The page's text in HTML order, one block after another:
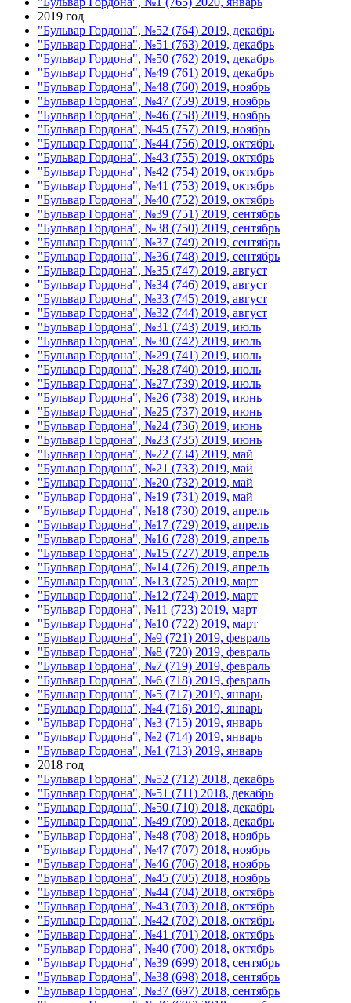
2019 год
"Бульвар Гордона", №52 (764) 2019, декабрь
"Бульвар Гордона", №51 (763) 2019, декабрь
"Бульвар Гордона", №50 (762) 2019, декабрь
"Бульвар Гордона", №49 (761) 2019, декабрь
"Бульвар Гордона", №48 (760) 2019, ноябрь
"Бульвар Гордона", №47 (759) 2019, ноябрь
"Бульвар Гордона", №46 (758) 2019, ноябрь
"Бульвар Гордона", №45 (757) 2019, ноябрь
"Бульвар Гордона", №44 (756) 2019, октябрь
"Бульвар Гордона", №43 (755) 2019, октябрь
"Бульвар Гордона", №42 (754) 2019, октябрь
"Бульвар Гордона", №41 (753) 2019, октябрь
"Бульвар Гордона", №40 (752) 2019, октябрь
"Бульвар Гордона", №39 (751) 2019, сентябрь
"Бульвар Гордона", №38 (750) 2019, сентябрь
"Бульвар Гордона", №37 (749) 2019, сентябрь
"Бульвар Гордона", №36 (748) 2019, сентябрь
"Бульвар Гордона", №35 (747) 2019, август
"Бульвар Гордона", №34 (746) 2019, август
"Бульвар Гордона", №33 (745) 2019, август
"Бульвар Гордона", №32 (744) 2019, август
"Бульвар Гордона", №31 (743) 2019, июль
"Бульвар Гордона", №30 (742) 2019, июль
"Бульвар Гордона", №29 (741) 2019, июль
"Бульвар Гордона", №28 (740) 2019, июль
"Бульвар Гордона", №27 (739) 2019, июль
"Бульвар Гордона", №26 (738) 2019, июнь
"Бульвар Гордона", №25 (737) 2019, июнь
"Бульвар Гордона", №24 (736) 2019, июнь
"Бульвар Гордона", №23 (735) 2019, июнь
"Бульвар Гордона", №22 (734) 2019, май
"Бульвар Гордона", №21 (733) 2019, май
"Бульвар Гордона", №20 (732) 2019, май
"Бульвар Гордона", №19 (731) 2019, май
"Бульвар Гордона", №18 (730) 2019, апрель
"Бульвар Гордона", №17 (729) 2019, апрель
"Бульвар Гордона", №16 (728) 2019, апрель
"Бульвар Гордона", №15 (727) 2019, апрель
"Бульвар Гордона", №14 (726) 2019, апрель
"Бульвар Гордона", №13 (725) 2019, март
"Бульвар Гордона", №12 (724) 2019, март
"Бульвар Гордона", №11 (723) 2019, март
"Бульвар Гордона", №10 (722) 2019, март
"Бульвар Гордона", №9 (721) 2019, февраль
"Бульвар Гордона", №8 (720) 2019, февраль
"Бульвар Гордона", №7 (719) 2019, февраль
"Бульвар Гордона", №6 (718) 2019, февраль
"Бульвар Гордона", №5 (717) 2019, январь
"Бульвар Гордона", №4 (716) 2019, январь
"Бульвар Гордона", №3 (715) 2019, январь
"Бульвар Гордона", №2 (714) 2019, январь
"Бульвар Гордона", №1 (713) 2019, январь
2018 год
"Бульвар Гордона", №52 (712) 2018, декабрь
"Бульвар Гордона", №51 (711) 2018, декабрь
"Бульвар Гордона", №50 (710) 2018, декабрь
"Бульвар Гордона", №49 (709) 2018, декабрь
"Бульвар Гордона", №48 (708) 2018, ноябрь
"Бульвар Гордона", №47 (707) 2018, ноябрь
"Бульвар Гордона", №46 (706) 2018, ноябрь
"Бульвар Гордона", №45 (705) 2018, ноябрь
"Бульвар Гордона", №44 (704) 2018, октябрь
"Бульвар Гордона", №43 (703) 2018, октябрь
"Бульвар Гордона", №42 (702) 2018, октябрь
"Бульвар Гордона", №41 (701) 2018, октябрь
"Бульвар Гордона", №40 (700) 2018, октябрь
"Бульвар Гордона", №39 (699) 2018, сентябрь
"Бульвар Гордона", №38 (698) 2018, сентябрь
"Бульвар Гордона", №37 (697) 2018, сентябрь